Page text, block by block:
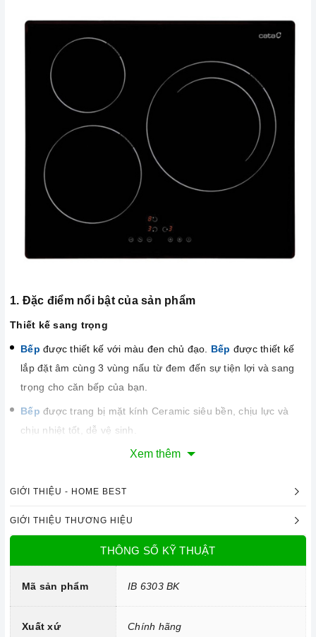
1. Đặc điểm nổi bật của sản phẩm
Thiết kế sang trọng
Bếp được thiết kế với màu đen chủ đạo. Bếp được thiết kế
lắp đặt âm cùng 3 vùng nấu từ đem đến sự tiện lợi và sang
trọng cho căn bếp của bạn.
Bếp được trang bị mặt kính Ceramic siêu bền, chịu lực và
chịu nhiệt tốt, dễ vệ sinh.
Xem thêm
GIỚI THIỆU - HOME BEST
GIỚI THIỆU THƯƠNG HIỆU
THÔNG SỐ KỸ THUẬT
Mã sản phẩm IB 6303 BK
Xuất xứ Chính hãng